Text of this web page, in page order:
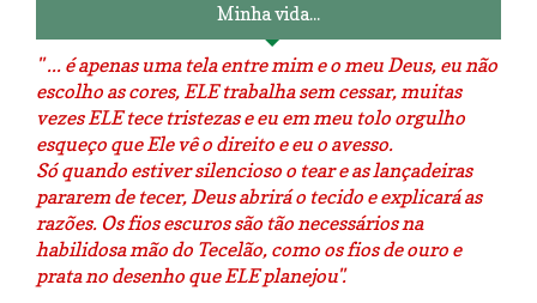
Minha vida...
" ... é apenas uma tela entre mim e o meu Deus, eu não
escolho as cores, ELE trabalha sem cessar, muitas
vezes ELE tece tristezas e eu em meu tolo orgulho
esqueço que Ele vê o direito e eu o avesso.
Só quando estiver silencioso o tear e as lançadeiras
pararem de tecer, Deus abrirá o tecido e explicará as
razões. Os fios escuros são tão necessários na
habilidosa mão do Tecelão, como os fios de ouro e
prata no desenho que ELE planejou".